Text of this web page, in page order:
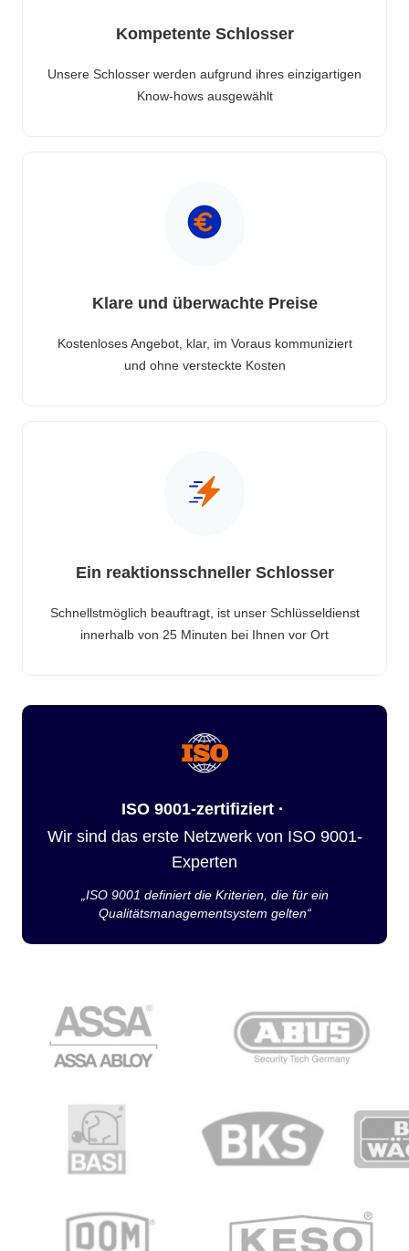
Kompetente Schlosser
Unsere Schlosser werden aufgrund ihres einzigartigen
Know-hows ausgewählt
Klare und überwachte Preise
Kostenloses Angebot, klar, im Voraus kommuniziert
und ohne versteckte Kosten
Ein reaktionsschneller Schlosser
Schnellstmöglich beauftragt, ist unser Schlüsseldienst
innerhalb von 25 Minuten bei Ihnen vor Ort
ISO 9001-zertifiziert ·
Wir sind das erste Netzwerk von ISO 9001-
Experten
„ISO 9001 definiert die Kriterien, die für ein
Qualitätsmanagementsystem gelten“